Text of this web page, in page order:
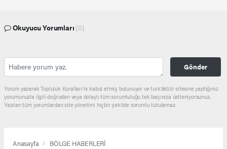
Okuyucu Yorumları (0)
Gönder
Yorum yazarak Topluluk Kuralları’nı kabul etmiş bulunuyor ve turk360.tr sitesine yaptığınız
yorumunuzla ilgili doğrudan veya dolaylı tüm sorumluluğu tek başınıza üstleniyorsunuz.
Yazılan tüm yorumlardan site yönetimi hiçbir şekilde sorumlu tutulamaz.
Anasayfa BÖLGE HABERLERİ